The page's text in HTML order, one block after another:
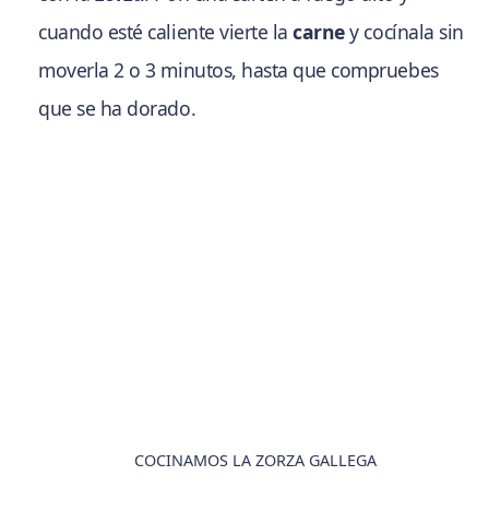
cuando esté caliente vierte lacarney cocínala sin
moverla 2 o 3 minutos, hasta que compruebes
que se ha dorado.
COCINAMOS LA ZORZA GALLEGA